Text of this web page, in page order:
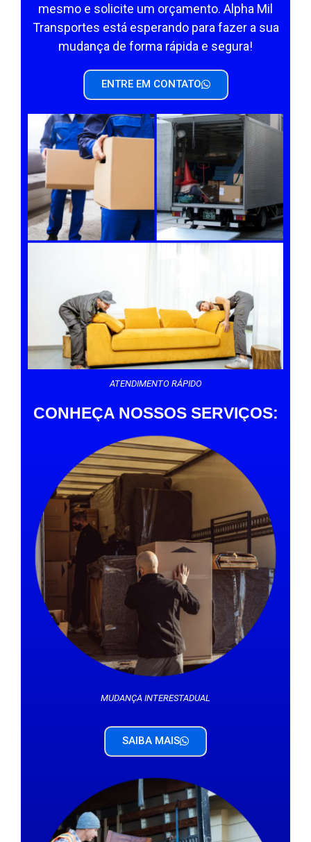
mesmo e solicite um orçamento. Alpha Mil
Transportes está esperando para fazer a sua
mudança de forma rápida e segura!
ENTRE EM CONTATO
ATENDIMENTO RÁPIDO
CONHEÇA NOSSOS SERVIÇOS:
MUDANÇA INTERESTADUAL
SAIBA MAIS